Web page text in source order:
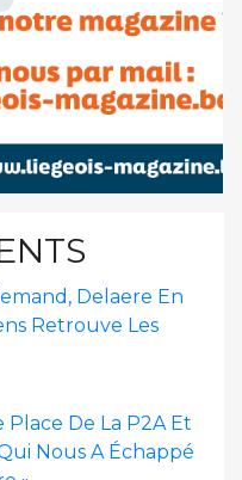
Delaere En
Retrouve Les
Place De La P2A Et
Nous A Échappé